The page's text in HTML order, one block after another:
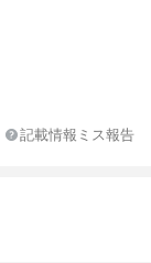
記載情報ミス報告